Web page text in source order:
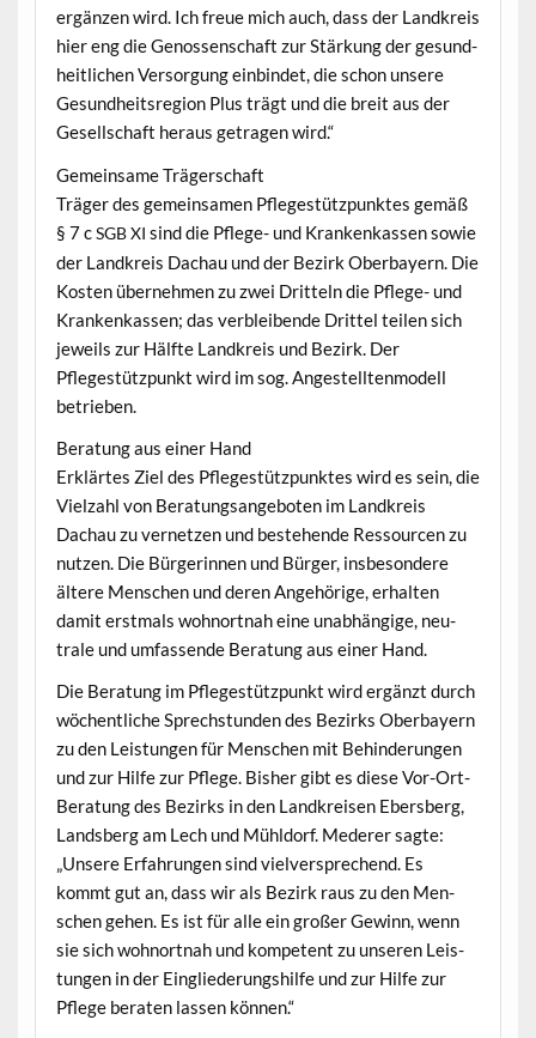
ergänzen wird. Ich freue mich auch, dass der Land­kreis
hier eng die Genossen­schaft zur Stärkung der gesund­
heitlichen Ver­sorgung ein­bindet, die schon unsere
Gesund­heit­sre­gion Plus trägt und die bre­it aus der
Gesellschaft her­aus getra­gen wird.“
Gemein­same Trägerschaft
Träger des gemein­samen Pflegestützpunk­tes gemäß
§ 7 cSGB XI sind die Pflege- und Krankenkassen sowie
der Land­kreis Dachau und der Bezirk Ober­bay­ern. Die
Kosten übernehmen zu zwei Drit­teln die Pflege- und
Krankenkassen; das verbleibende Drit­tel teilen sich
jew­eils zur Hälfte Land­kreis und Bezirk. Der
Pflegestützpunkt wird im sog. Angestell­ten­mod­ell
betrieben.
Beratung aus ein­er Hand
Erk­lärtes Ziel des Pflegestützpunk­tes wird es sein, die
Vielzahl von Beratungsange­boten im Land­kreis
Dachau zu ver­net­zen und beste­hende Ressourcen zu
nutzen. Die Bürg­erin­nen und Bürg­er, ins­beson­dere
ältere Men­schen und deren Ange­hörige, erhal­ten
damit erst­mals wohnort­nah eine unab­hängige, neu­
trale und umfassende Beratung aus ein­er Hand.
Die Beratung im Pflegestützpunkt wird ergänzt durch
wöchentliche Sprech­stun­den des Bezirks Ober­bay­ern
zu den Leis­tun­gen für Men­schen mit Behin­derun­gen
und zur Hil­fe zur Pflege. Bish­er gibt es diese Vor-Ort-
Beratung des Bezirks in den Land­kreisen Ebers­berg,
Lands­berg am Lech und Mühldorf. Med­er­er sagte:
„Unsere Erfahrun­gen sind vielver­sprechend. Es
kommt gut an, dass wir als Bezirk raus zu den Men­
schen gehen. Es ist für alle ein großer Gewinn, wenn
sie sich wohnort­nah und kom­pe­tent zu unseren Leis­
tun­gen in der Eingliederung­shil­fe und zur Hil­fe zur
Pflege berat­en lassen können.“